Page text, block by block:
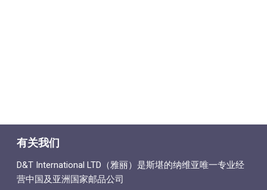
有关我们
D&T International LTD（雅丽）是斯堪的纳维亚唯一专业经
营中国及亚洲国家邮品公司